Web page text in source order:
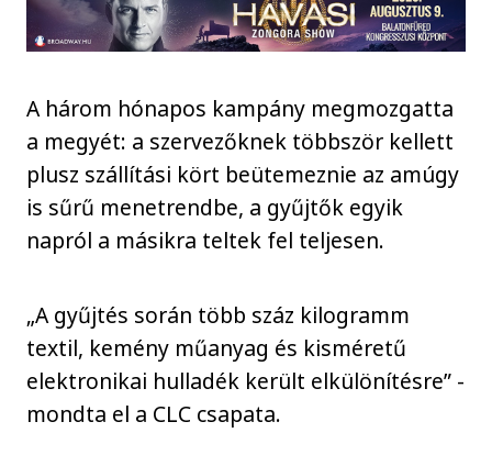
A három hónapos kampány megmozgatta
a megyét: a szervezőknek többször kellett
plusz szállítási kört beütemeznie az amúgy
is sűrű menetrendbe, a gyűjtők egyik
napról a másikra teltek fel teljesen.
„A gyűjtés során több száz kilogramm
textil, kemény műanyag és kisméretű
elektronikai hulladék került elkülönítésre” -
mondta el a CLC csapata.